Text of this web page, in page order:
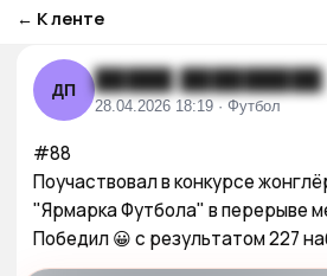
← К ленте
ДП █████ █████████
28.04.2026 18:19 · Футбол
#88
Поучаствовал в конкурсе
"Ярмарка Футбола" в перерыве
Победил 😀 с результатом 227